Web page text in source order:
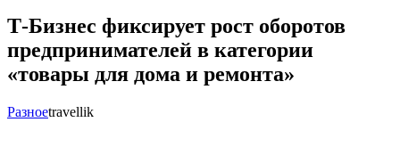
Т-Бизнес фиксирует рост оборотов
предпринимателей в категории
«товары для дома и ремонта»
Разноеtravellik